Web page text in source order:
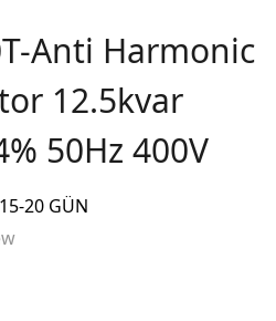
Anti Harmonic
12.5kvar
50Hz 400V
20 GÜN